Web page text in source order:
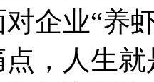
业“养虾”
，人